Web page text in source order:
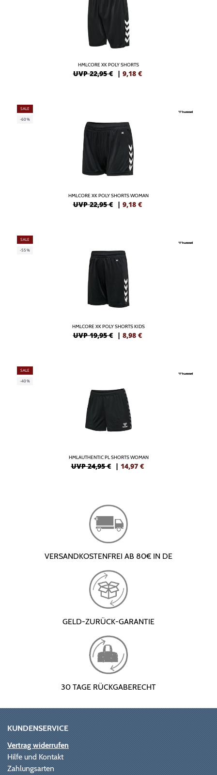
HMLCORE XK POLY SHORTS
UVP 22,95 € | 9,18 €
SALE
-60%
HMLCORE XK POLY SHORTS WOMAN
UVP 22,95 € | 9,18 €
SALE
-55%
HMLCORE XK POLY SHORTS KIDS
UVP 19,95 € | 8,98 €
SALE
-40%
HMLAUTHENTIC PL SHORTS WOMAN
UVP 24,95 € | 14,97 €
VERSANDKOSTENFREI AB 80€ IN DE
GELD-ZURÜCK-GARANTIE
30 TAGE RÜCKGABERECHT
KUNDENSERVICE
Vertrag widerrufen
Hilfe und Kontakt
Zahlungsarten